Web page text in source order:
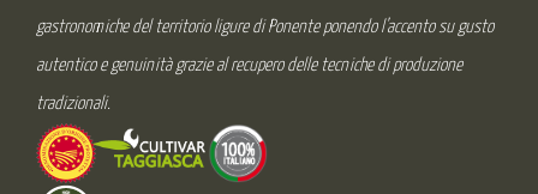
gastronomiche del territorio ligure di Ponente ponendo l’accento su gusto
autentico e genuinità grazie al recupero delle tecniche di produzione
tradizionali.